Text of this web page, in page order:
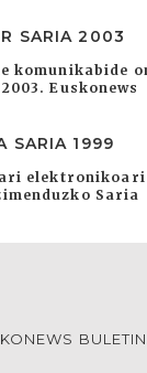
SARIA 2003
komunikabide
Euskonews
SARIA 1999
elektronikoari
Saria